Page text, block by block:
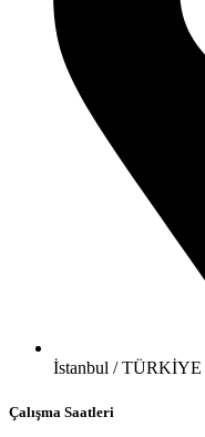
İstanbul / TÜRKİYE
Çalışma Saatleri